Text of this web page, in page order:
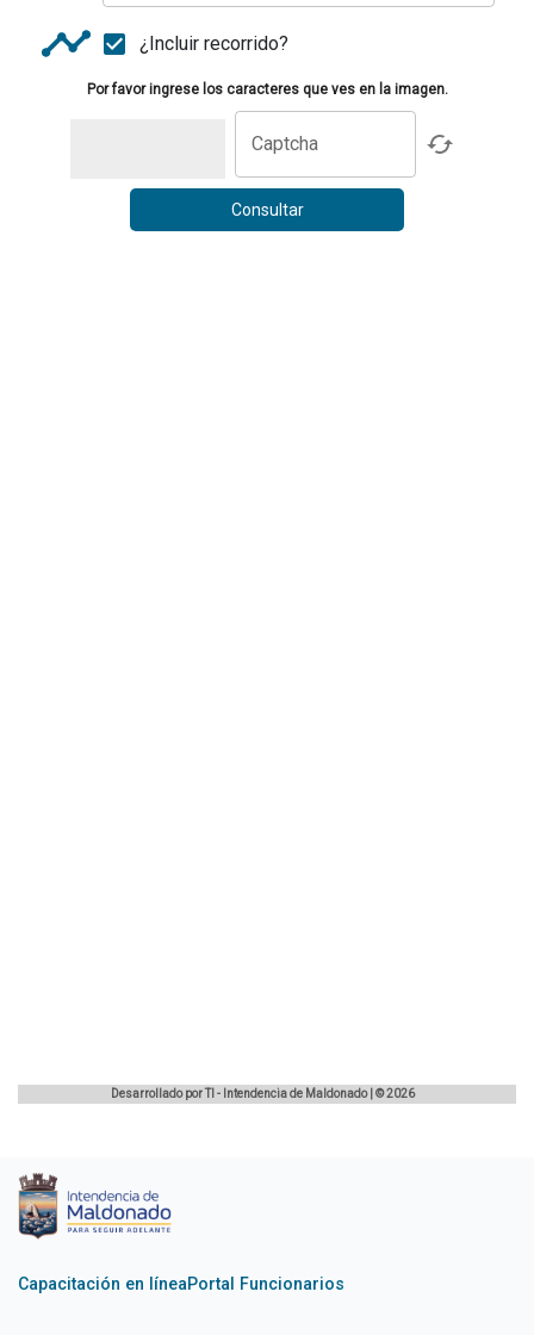
Capacitación en líneaPortal Funcionarios